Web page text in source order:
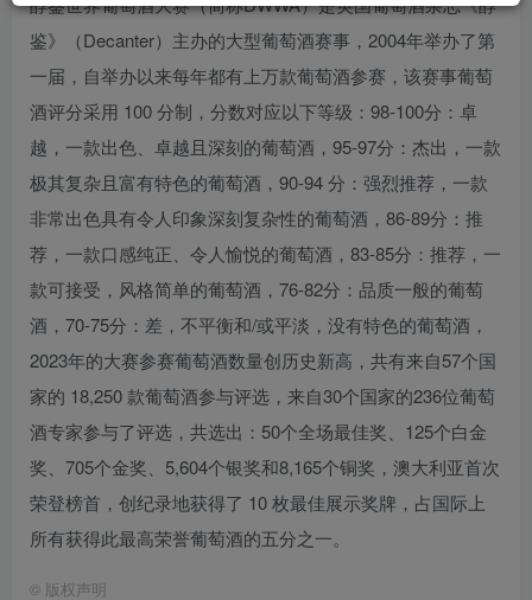
鉴》（Decanter）主办的大型葡萄酒赛事，2004年举办了第
一届，自举办以来每年都有上万款葡萄酒参赛，该赛事葡萄
酒评分采用 100 分制，分数对应以下等级：98-100分：卓
越，一款出色、卓越且深刻的葡萄酒，95-97分：杰出，一款
极其复杂且富有特色的葡萄酒，90-94 分：强烈推荐，一款
非常出色具有令人印象深刻复杂性的葡萄酒，86-89分：推
荐，一款口感纯正、令人愉悦的葡萄酒，83-85分：推荐，一
款可接受，风格简单的葡萄酒，76-82分：品质一般的葡萄
酒，70-75分：差，不平衡和/或平淡，没有特色的葡萄酒，
2023年的大赛参赛葡萄酒数量创历史新高，共有来自57个国
家的 18,250 款葡萄酒参与评选，来自30个国家的236位葡萄
酒专家参与了评选，共选出：50个全场最佳奖、125个白金
奖、705个金奖、5,604个银奖和8,165个铜奖，澳大利亚首次
荣登榜首，创纪录地获得了 10 枚最佳展示奖牌，占国际上
所有获得此最高荣誉葡萄酒的五分之一。
© 版权声明